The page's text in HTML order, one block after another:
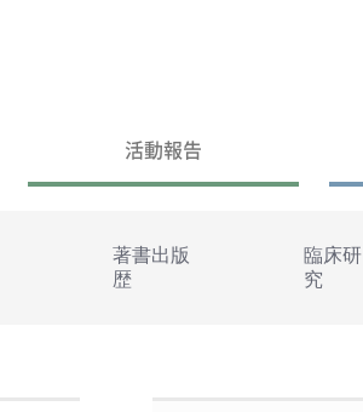
活動報告
著書出版
歴
臨床研
究